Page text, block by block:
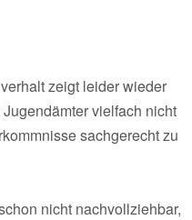
zeigt leider wieder
vielfach nicht
sachgerecht zu
nicht nachvollziehbar,